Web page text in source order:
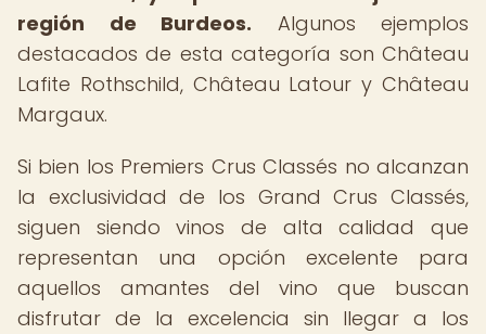
región de Burdeos. Algunos ejemplos
destacados de esta categoría son Château
Lafite Rothschild, Château Latour y Château
Margaux.
Si bien los Premiers Crus Classés no alcanzan
la exclusividad de los Grand Crus Classés,
siguen siendo vinos de alta calidad que
representan una opción excelente para
aquellos amantes del vino que buscan
disfrutar de la excelencia sin llegar a los